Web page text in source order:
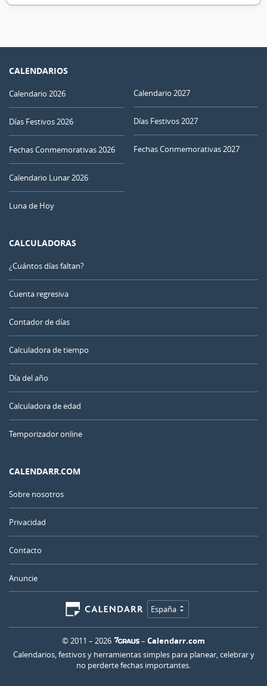
CALENDARIOS
Calendario 2026
Días Festivos 2026
Fechas Conmemorativas 2026
Calendario Lunar 2026
Luna de Hoy
Calendario 2027
Días Festivos 2027
Fechas Conmemorativas 2027
CALCULADORAS
¿Cuántos días faltan?
Cuenta regresiva
Contador de días
Calculadora de tiempo
Día del año
Calculadora de edad
Temporizador online
CALENDARR.COM
Sobre nosotros
Privacidad
Contacto
Anuncie
España
© 2011 – 2026 – Calendarr.com
Calendarios, festivos y herramientas simples para planear, celebrar y
no perderte fechas importantes.